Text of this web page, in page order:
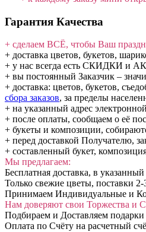
Гарантия Качества
+ сделаем ВСЁ, чтобы Ваш
+ доставка цветов, букетов,
+ у нас всегда есть СКИДКИ и
+ вы постоянный Заказчик –
+ доставка: цветов, букетов,
сбора заказов, за пределы
+ на указанный адрес
+ после оплаты, сообщаем о её
+ букеты и композиции,
+ перед доставкой Получателю,
+ составленный букет,
Мы предлагаем:
Бесплатная доставка, в
Только свежие цветы, поставки
Принимаем Индивидуальные и
Нам доверяют свои Торжества и
Подбираем и Доставляем
Оплата по Счёту на расчетный